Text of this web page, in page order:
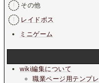
その他
レイドボス
ミニゲーム
wiki編集について
職業ページ用テンプレ